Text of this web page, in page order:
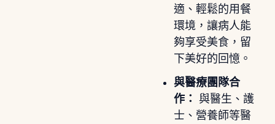
適、輕鬆的用餐
環境，讓病人能
夠享受美食，留
下美好的回憶。
與醫療團隊合
作： 與醫生、護
士、營養師等醫